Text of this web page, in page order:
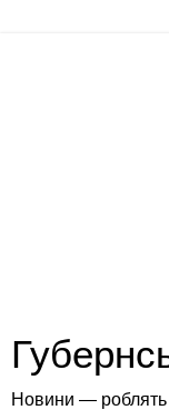
Новини — роблять